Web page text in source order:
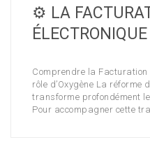
⚙️ LA
Comprendre la Facturation
rôle d’Oxygène La
transforme profondément
Pour accompagner cette